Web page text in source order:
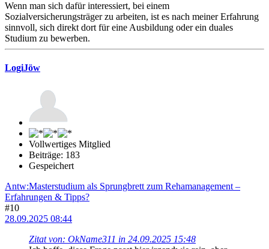
Wenn man sich dafür interessiert, bei einem
Sozialversicherungsträger zu arbeiten, ist es nach meiner Erfahrung
sinnvoll, sich direkt dort für eine Ausbildung oder ein duales
Studium zu bewerben.
LogiJöw
Vollwertiges Mitglied
Beiträge: 183
Gespeichert
Antw:Masterstudium als Sprungbrett zum Rehamanagement –
Erfahrungen & Tipps?
#10
28.09.2025 08:44
Zitat von: OkName311 in 24.09.2025 15:48